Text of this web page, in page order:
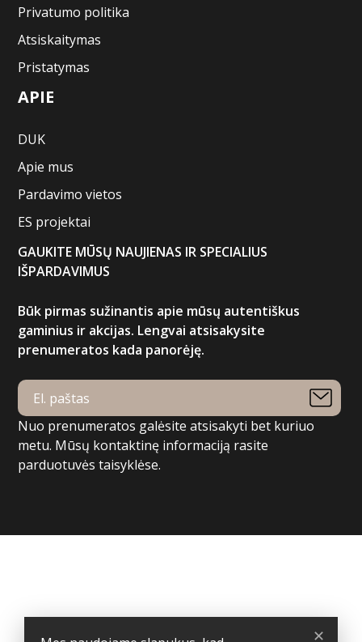
✕
Privatumo politika
Atsiskaitymas
Pristatymas
APIE
DUK
Apie mus
Pardavimo vietos
ES projektai
GAUKITE MŪSŲ NAUJIENAS IR SPECIALIUS
IŠPARDAVIMUS
Būk pirmas sužinantis apie mūsų autentiškus
gaminius ir akcijas. Lengvai atsisakysite
prenumeratos kada panorėję.
Nuo prenumeratos galėsite atsisakyti bet kuriuo
metu. Mūsų kontaktinę informaciją rasite
parduotuvės taisyklėse.
Parduotuvės informacija